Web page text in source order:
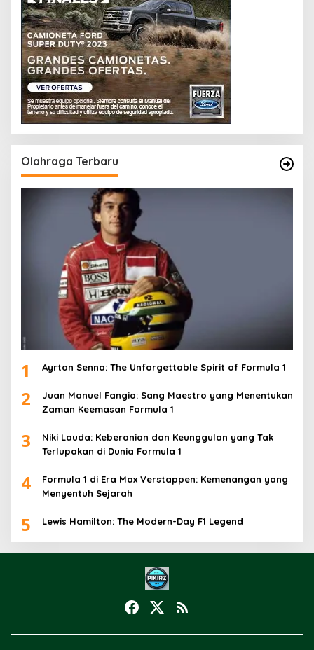
Olahraga Terbaru
1 Ayrton Senna: The Unforgettable Spirit of Formula 1
2
Juan Manuel Fangio: Sang Maestro yang Menentukan
Zaman Keemasan Formula 1
3
Niki Lauda: Keberanian dan Keunggulan yang Tak
Terlupakan di Dunia Formula 1
4
Formula 1 di Era Max Verstappen: Kemenangan yang
Menyentuh Sejarah
5 Lewis Hamilton: The Modern-Day F1 Legend